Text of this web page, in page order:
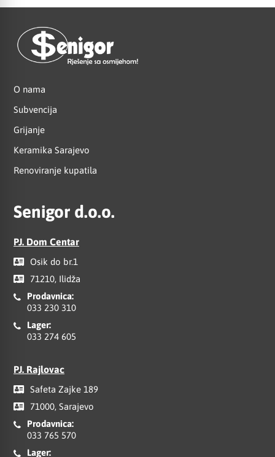
O nama
Subvencija
Grijanje
Keramika Sarajevo
Renoviranje kupatila
Senigor d.o.o.
PJ. Dom Centar
Osik do br.1
71210, Ilidža
Prodavnica:
033 230 310
Lager:
033 274 605
PJ. Rajlovac
Safeta Zajke 189
71000, Sarajevo
Prodavnica:
033 765 570
Lager: